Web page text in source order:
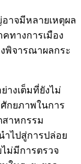
าจมีหลายเหตุผล
ทางการเมือง
พิจารณาผลกระ
งเต็มที่ยังไม่
กยภาพในการ
าหกรรม
ำไปสู่การปล่อย
ม่มีการตรวจ